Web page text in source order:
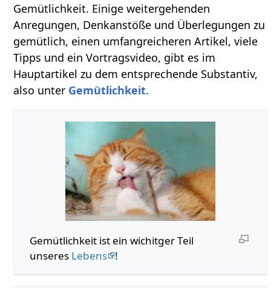
Gemütlichkeit. Einige weitergehenden
Anregungen, Denkanstöße und Überlegungen zu
gemütlich, einen umfangreicheren Artikel, viele
Tipps und ein Vortragsvideo, gibt es im
Hauptartikel zu dem entsprechende Substantiv,
also unter Gemütlichkeit.
Gemütlichkeit ist ein wichitger Teil
unseres Lebens !